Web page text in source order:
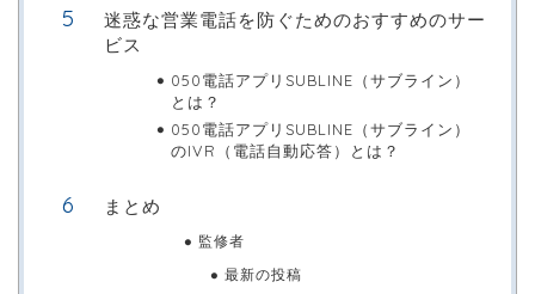
迷惑な営業電話を防ぐためのおすすめのサー
ビス
050電話アプリSUBLINE（サブライン）
とは？
050電話アプリSUBLINE（サブライン）
のIVR（電話自動応答）とは？
まとめ
監修者
最新の投稿